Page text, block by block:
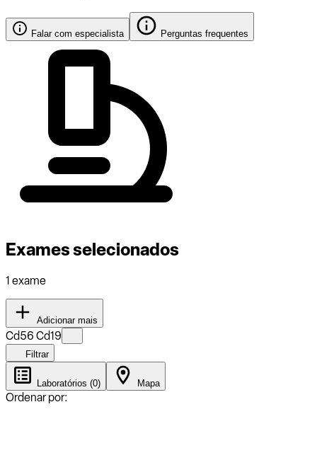
Falar com especialista Perguntas frequentes
Exames selecionados
1 exame
Adicionar mais
Cd56 Cd19
Filtrar
Laboratórios (0) Mapa
Ordenar por: